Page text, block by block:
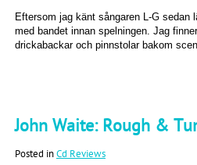
Eftersom jag känt sångaren L-G sedan
med bandet innan spelningen. Jag
drickabackar och pinnstolar bakom
John Waite: Rough &
Posted inCd Reviews